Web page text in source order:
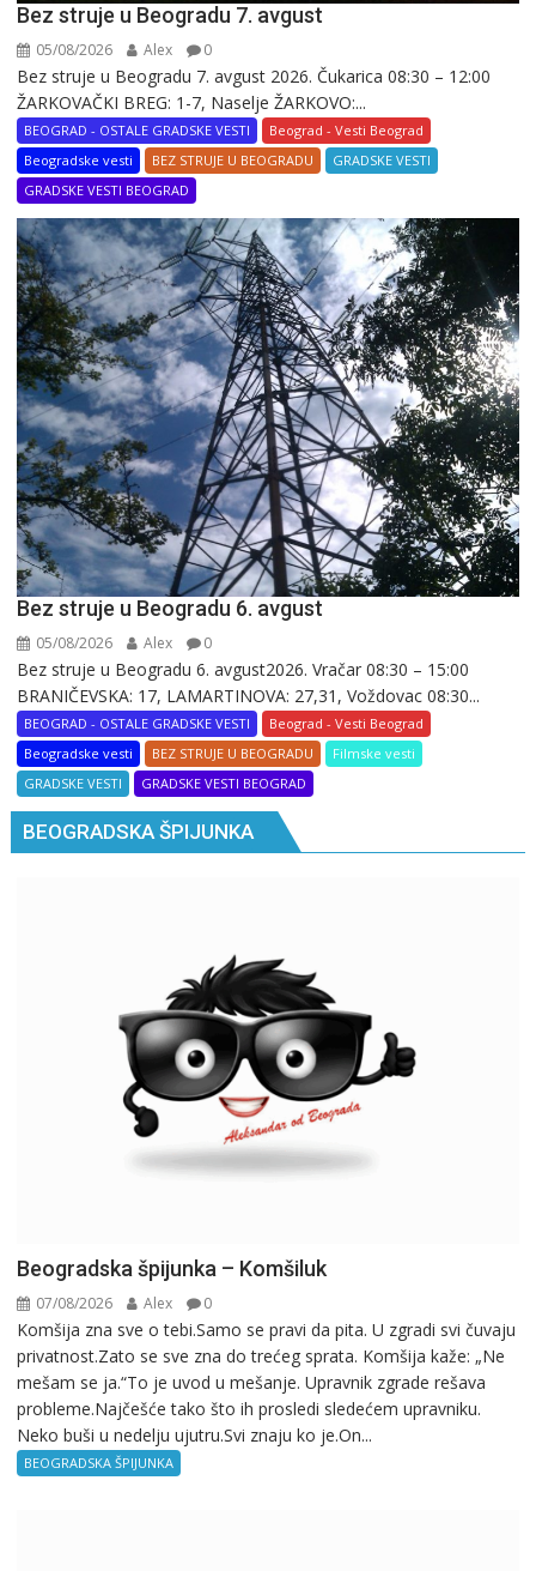
Bez struje u Beogradu 7. avgust
05/08/2026 Alex 0
Bez struje u Beogradu 7. avgust 2026. Čukarica 08:30 – 12:00
ŽARKOVAČKI BREG: 1-7, Naselje ŽARKOVO:...
BEOGRAD - OSTALE GRADSKE VESTI
Beograd - Vesti Beograd
Beogradske vesti
BEZ STRUJE U BEOGRADU
GRADSKE VESTI
GRADSKE VESTI BEOGRAD
Bez struje u Beogradu 6. avgust
05/08/2026 Alex 0
Bez struje u Beogradu 6. avgust2026. Vračar 08:30 – 15:00
BRANIČEVSKA: 17, LAMARTINOVA: 27,31, Voždovac 08:30...
BEOGRAD - OSTALE GRADSKE VESTI
Beograd - Vesti Beograd
Beogradske vesti
BEZ STRUJE U BEOGRADU
Filmske vesti
GRADSKE VESTI
GRADSKE VESTI BEOGRAD
BEOGRADSKA ŠPIJUNKA
Beogradska špijunka – Komšiluk
07/08/2026 Alex 0
Komšija zna sve o tebi.Samo se pravi da pita. U zgradi svi čuvaju
privatnost.Zato se sve zna do trećeg sprata. Komšija kaže: „Ne
mešam se ja.“To je uvod u mešanje. Upravnik zgrade rešava
probleme.Najčešće tako što ih prosledi sledećem upravniku.
Neko buši u nedelju ujutru.Svi znaju ko je.On...
BEOGRADSKA ŠPIJUNKA